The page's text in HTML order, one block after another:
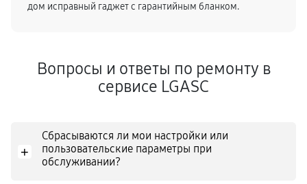
дом исправный гаджет с гарантийным бланком.
Вопросы и ответы по ремонту в
сервисе LGASC
+
Сбрасываются ли мои настройки или
пользовательские параметры при
обслуживании?